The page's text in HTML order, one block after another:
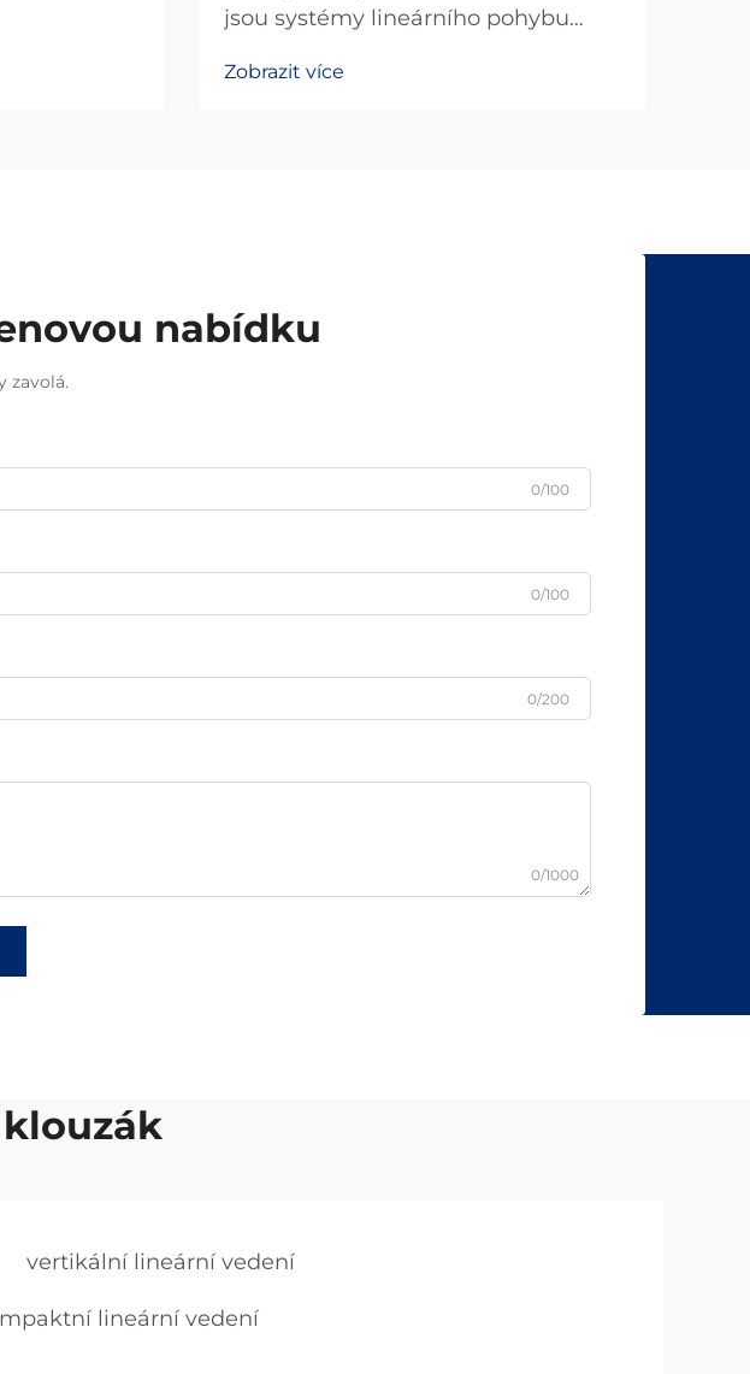
jsou systémy lineárního pohybu
korozivním látkám a extrémním
Zobrazit více
nabídku
zavolá.
0/100
0/100
0/200
0/1000
vertikální lineární vedení
lineární vedení